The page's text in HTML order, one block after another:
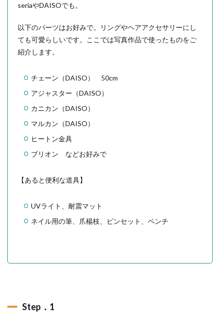
seriaやDAISOでも。
以下のパーツはお好みで。リングやヘアアクセサリーにし
ても可愛らしいです。ここでは写真作品で使ったものをご
紹介します。
チェーン（DAISO） 50cm
アジャスター（DAISO）
カニカン（DAISO）
マルカン（DAISO）
ヒートン金具
ブリオン などお好みで
【あると便利な道具】
UVライト、耐震マット
ネイル用の筆、爪楊枝、ピンセット、ペンチ
Step．1